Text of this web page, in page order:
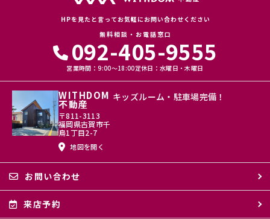
HPを見たと言ってお気軽にお問い合わせください
無料相談・お電話窓口
092-405-9555
営業時間：9:00〜18:00定休日：水曜日・木曜日
WITHDOM
不動産
〒811-3113
福岡県古賀市千
鳥1丁目2-7
地図を開く
キッズルーム・駐車場完備！
お問い合わせ
来店予約